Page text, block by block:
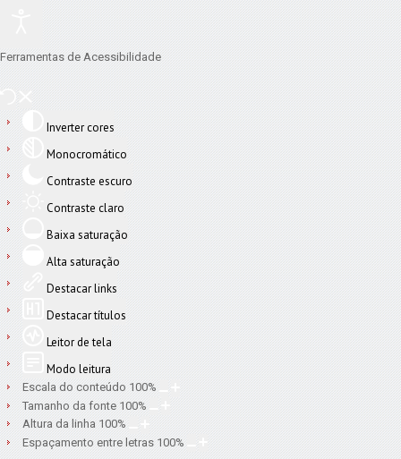
Ferramentas de Acessibilidade
Inverter cores
Monocromático
Contraste escuro
Contraste claro
Baixa saturação
Alta saturação
Destacar links
Destacar títulos
Leitor de tela
Modo leitura
Escala do conteúdo 100%
Tamanho da fonte 100%
Altura da linha 100%
Espaçamento entre letras 100%